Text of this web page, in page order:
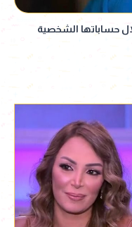
حساباتها الشخصية